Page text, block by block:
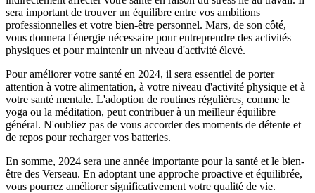
sera important de trouver un équilibre entre vos ambitions
professionnelles et votre bien-être personnel. Mars, de son côté,
vous donnera l'énergie nécessaire pour entreprendre des activités
physiques et pour maintenir un niveau d'activité élevé.
Pour améliorer votre santé en 2024, il sera essentiel de porter
attention à votre alimentation, à votre niveau d'activité physique et à
votre santé mentale. L'adoption de routines régulières, comme le
yoga ou la méditation, peut contribuer à un meilleur équilibre
général. N'oubliez pas de vous accorder des moments de détente et
de repos pour recharger vos batteries.
En somme, 2024 sera une année importante pour la santé et le bien-
être des Verseau. En adoptant une approche proactive et équilibrée,
vous pourrez améliorer significativement votre qualité de vie.